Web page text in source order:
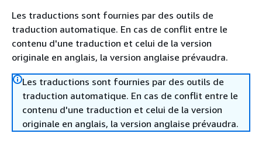
Les traductions sont fournies par des outils de
traduction automatique. En cas de conflit entre le
contenu d'une traduction et celui de la version
originale en anglais, la version anglaise prévaudra.
Les traductions sont fournies par des outils de
traduction automatique. En cas de conflit entre le
contenu d'une traduction et celui de la version
originale en anglais, la version anglaise prévaudra.